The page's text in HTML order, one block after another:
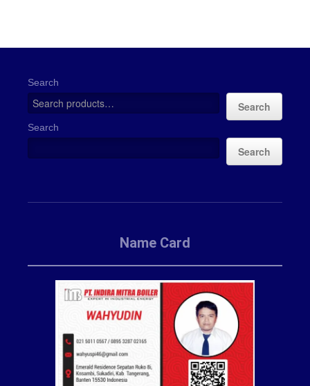
Search
Search
Search
Search
Name Card